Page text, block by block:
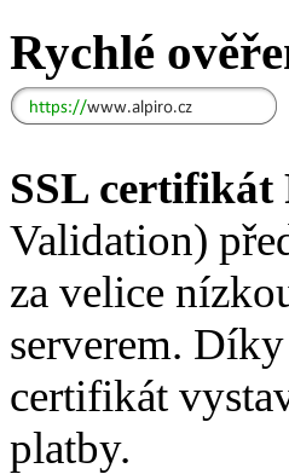
Rychlé
SSL certifikát
Validation)
za velice
serverem.
certifikát
platby.